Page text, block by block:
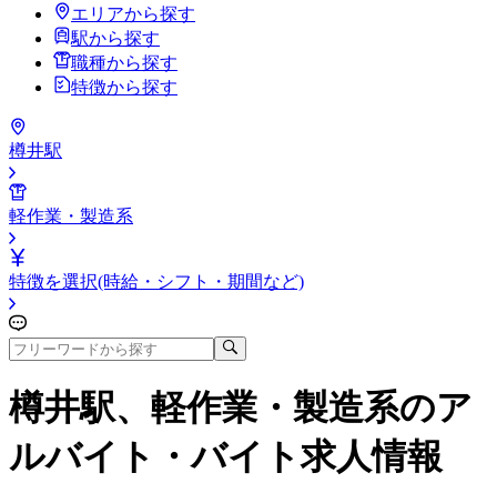
エリアから探す
駅から探す
職種から探す
特徴から探す
樽井駅
軽作業・製造系
特徴を選択(時給・シフト・期間など)
樽井駅、軽作業・製造系のア
ルバイト・バイト求人情報